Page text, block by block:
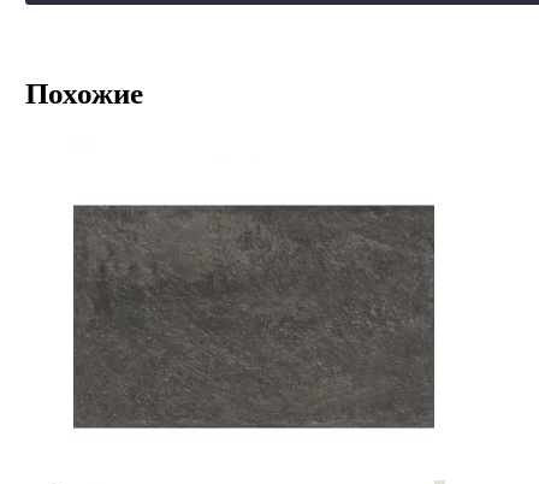
Похожие